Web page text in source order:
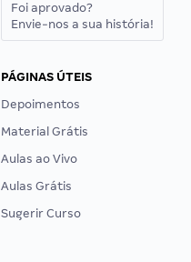
Foi aprovado?
Envie-nos a sua história!
PÁGINAS ÚTEIS
Depoimentos
Material Grátis
Aulas ao Vivo
Aulas Grátis
Sugerir Curso